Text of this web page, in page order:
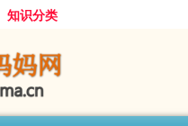
知识分类